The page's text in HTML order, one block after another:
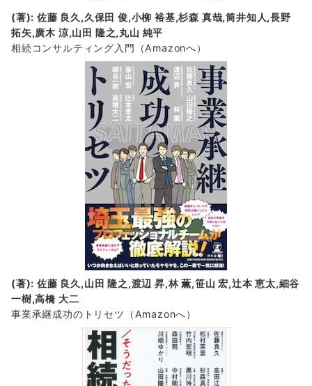
(著): 佐藤 良久,久保田 俊,小柳 裕基,杉森 真哉,筒井知人,長野
拓矢,廣木 涼,山田 隆之,丸山 純平
相続コンサルティング入門 （Amazonへ）
(著): 佐藤 良久,山田 隆之,渡辺 昇,林 薫,笹山 宏,辻本 恵太,細谷
一樹,高橋 大二
事業承継成功のトリセツ
（Amazonへ）